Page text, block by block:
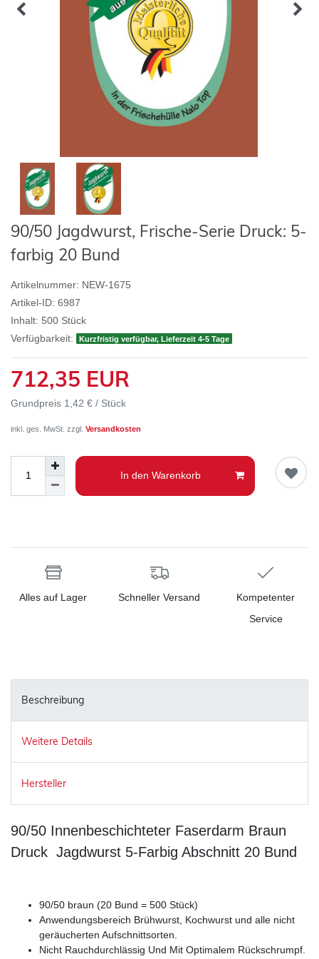
90/50 Jagdwurst, Frische-Serie Druck: 5-
farbig 20 Bund
Artikelnummer: NEW-1675
Artikel-ID: 6987
Inhalt: 500 Stück
Verfügbarkeit:
Kurzfristig verfügbar, Lieferzeit 4-5 Tage
712,35 EUR
Grundpreis 1,42 € / Stück
inkl. ges. MwSt. zzgl. Versandkosten
In den Warenkorb
Alles auf Lager Schneller Versand
Kompetenter
Service
Beschreibung
Weitere Details
Hersteller
90/50 Innenbeschichteter Faserdarm Braun
Druck Jagdwurst 5-Farbig Abschnitt 20 Bund
90/50 braun (20 Bund = 500 Stück)
Anwendungsbereich Brühwurst, Kochwurst und alle nicht
geräucherten Aufschnittsorten.
Nicht Rauchdurchlässig Und Mit Optimalem Rückschrumpf.